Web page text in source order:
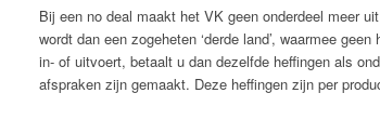
Bij een no deal maakt het VK geen onderdeel meer
wordt dan een zogeheten ‘derde land’, waarmee
in- of uitvoert, betaalt u dan dezelfde heffingen als
afspraken zijn gemaakt. Deze heffingen zijn per